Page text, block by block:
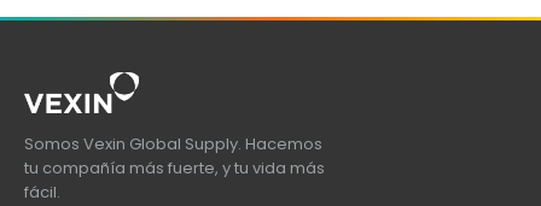
Somos Vexin Global Supply. Hacemos
tu compañía más fuerte, y tu vida más
fácil.